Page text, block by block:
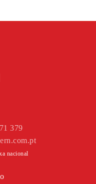
379
nacional